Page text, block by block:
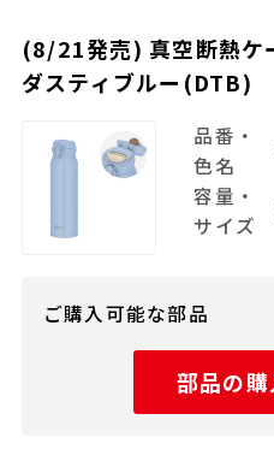
(8/21発売) 真空断熱ケ
ダスティブルー(DTB)
品番・
色名
容量・
サイズ
ご購入可能な部品
部品の